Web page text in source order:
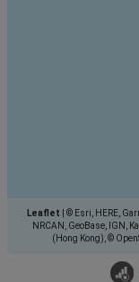
Leaflet
© Esri, HERE,
NRCAN, GeoBase, IGN,
(Hong Kong), ©